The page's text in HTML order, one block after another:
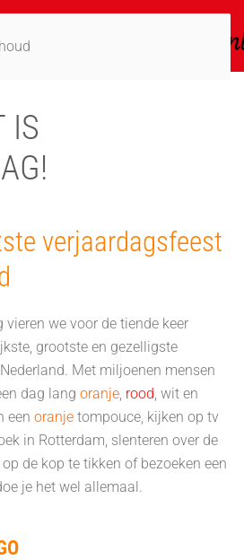
IS
verjaardagsfeest
we voor de tiende keer
grootste en gezelligste
Met miljoenen mensen
dag lang oranje, rood, wit en
een oranje tompouce, kijken op tv
in Rotterdam, slenteren over de
de kop te tikken of bezoeken een
je het wel allemaal.